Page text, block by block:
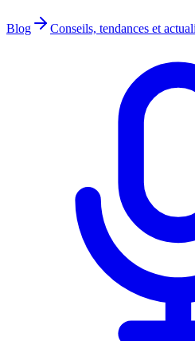
Blog Conseils, tendances et